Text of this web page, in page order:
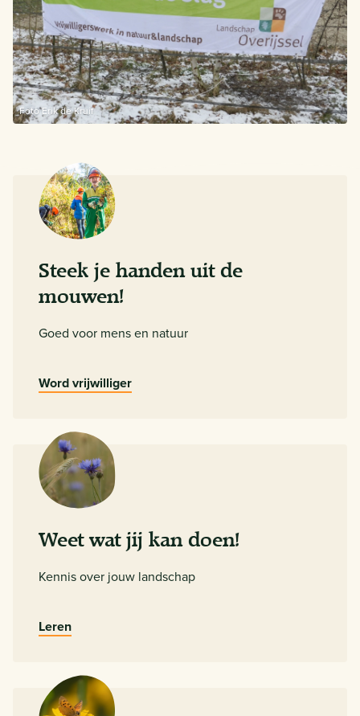
Foto Erik de Kruif
Steek je handen uit de
mouwen!
Goed voor mens en natuur
Word vrijwilliger
Weet wat jij kan doen!
Kennis over jouw landschap
Leren